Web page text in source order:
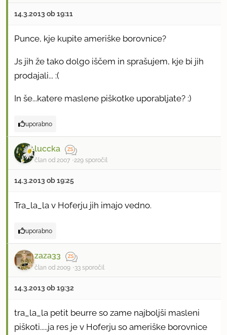
14.3.2013 ob 19:11
Punce, kje kupite ameriške borovnice?
Js jih že tako dolgo iščem in sprašujem, kje bi jih
prodajali... :(
In še...katere maslene piškotke uporabljate? :)
uporabno
luccka
član od 2007 229 sporočil
14.3.2013 ob 19:25
Tra_la_la v Hoferju jih imajo vedno.
uporabno
zaza33
član od 2009 33 sporočil
14.3.2013 ob 19:32
tra_la_la petit beurre so zame najboljši masleni
piškoti.....ja res je v Hoferju so ameriške borovnice